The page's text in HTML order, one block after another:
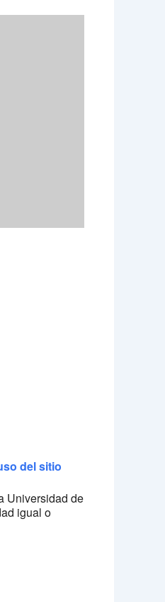
del sitio
Universidad de
igual o